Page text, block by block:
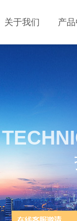
关于我们 产